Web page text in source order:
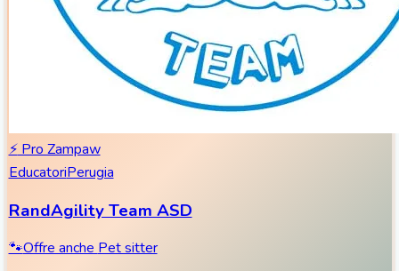
⚡Pro Zampaw
EducatoriPerugia
RandAgility Team ASD
🐾Offre anchePet sitter